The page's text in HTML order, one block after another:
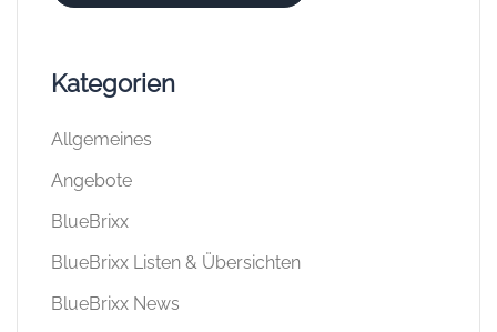
Kategorien
Allgemeines
Angebote
BlueBrixx
BlueBrixx Listen & Übersichten
BlueBrixx News